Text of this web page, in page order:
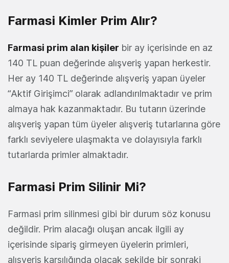
Farmasi Kimler Prim Alır?
Farmasi prim alan kişiler bir ay içerisinde en az
140 TL puan değerinde alışveriş yapan herkestir.
Her ay 140 TL değerinde alışveriş yapan üyeler
“Aktif Girişimci” olarak adlandırılmaktadır ve prim
almaya hak kazanmaktadır. Bu tutarın üzerinde
alışveriş yapan tüm üyeler alışveriş tutarlarına göre
farklı seviyelere ulaşmakta ve dolayısıyla farklı
tutarlarda primler almaktadır.
Farmasi Prim Silinir Mi?
Farmasi prim silinmesi gibi bir durum söz konusu
değildir. Prim alacağı oluşan ancak ilgili ay
içerisinde sipariş girmeyen üyelerin primleri,
alışveriş karşılığında olacak şekilde bir sonraki